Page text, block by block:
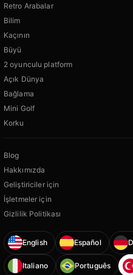
Retro Arabalar
Bilim
Kaçının
Büyü
2 oyunculu platform
Açık Dünya
Bağlama
Mini Golf
Korku
Blog
Hakkımızda
Geliştiriciler için
İşletmeler için
Gizlilik Politikası
English Español
Italiano Português